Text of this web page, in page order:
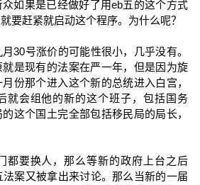
如果是已经做好了用eb五的这个方式
要赶紧就启动这个程序。为什么呢？
30号涨价的可能性很小，几乎没有。
是现有的法案在严一年，但是因为旋
份那个进入这个新的总统进入白宫，
就会组他的新的这个班子，包括国务
这个国土完全部包括移民局的局长，
都要换人，那么等新的政府上台之后
案又被拿出来讨论。那么当新的一届